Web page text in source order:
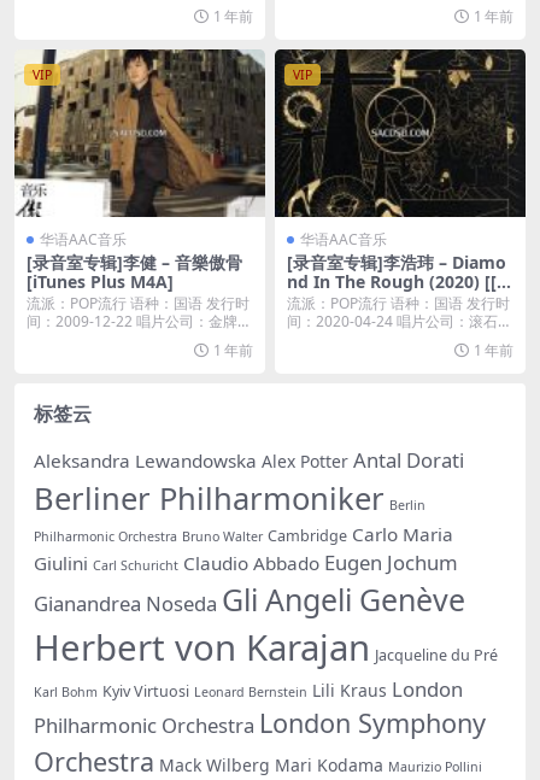
1 年前
1 年前
VIP
华语AAC音乐
[录音室专辑]李健 – 音樂傲骨
[iTunes Plus M4A]
流派：POP流行 语种：国语 发行时
间：2009-12-22 唱片公司：金牌大
1 年前
VIP
华语AAC音乐
[录音室专辑]李浩玮 – Diamo
nd In The Rough (2020) [[iT
unes Plus M4A]]
流派：POP流行 语种：国语 发行时
间：2020-04-24 唱片公司：滚石唱
1 年前
标签云
Aleksandra Lewandowska Alex Potter Antal Dorati
Berliner Philharmoniker Berlin
Philharmonic Orchestra Bruno Walter Cambridge Carlo Maria
Giulini Carl Schuricht Claudio Abbado Eugen Jochum
Gianandrea Noseda Gli Angeli Genève
Herbert von Karajan Jacqueline du Pré
Karl Bohm Kyiv Virtuosi Leonard Bernstein Lili Kraus London
Philharmonic Orchestra London Symphony
Orchestra Mack Wilberg Mari Kodama Maurizio Pollini